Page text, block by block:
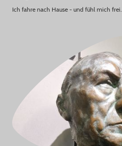
Ich fahre nach Hause - und fühl mich frei.